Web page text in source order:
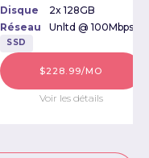
Disque
2x 128GB
Réseau
Unltd @ 100Mbps
SSD
$228.99/MO
Voir les détails